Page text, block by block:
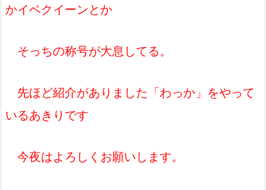
かイベクイーンとか
そっちの称号が大息してる。
先ほど紹介がありました「わっか」をやって
いるあきりです
今夜はよろしくお願いします。